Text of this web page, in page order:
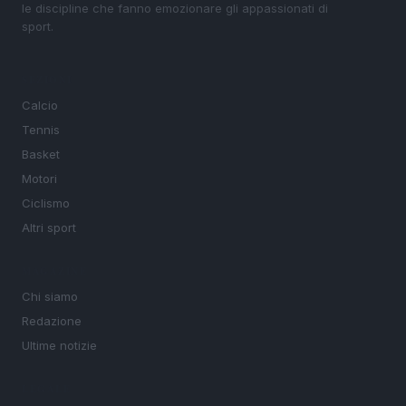
le discipline che fanno emozionare gli appassionati di
sport.
Calcio
Tennis
Basket
Motori
Ciclismo
Altri sport
Chi siamo
Redazione
Ultime notizie